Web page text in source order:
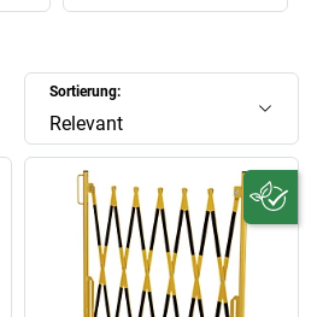
Sortierung:
Relevant